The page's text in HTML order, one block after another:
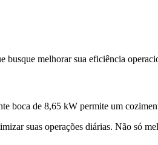
busque melhorar sua eficiência
boca de 8,65 kW permite um
suas operações diárias. Não só